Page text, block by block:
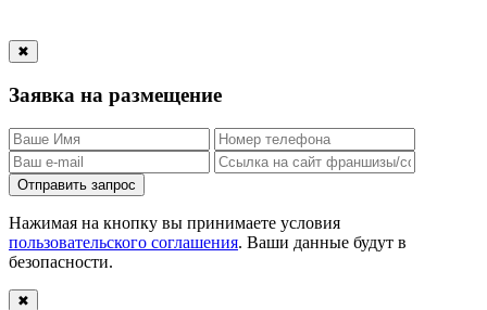
✖
Заявка на размещение
Отправить запрос
Нажимая на кнопку вы принимаете условия
пользовательского соглашения. Ваши данные будут в
безопасности.
✖